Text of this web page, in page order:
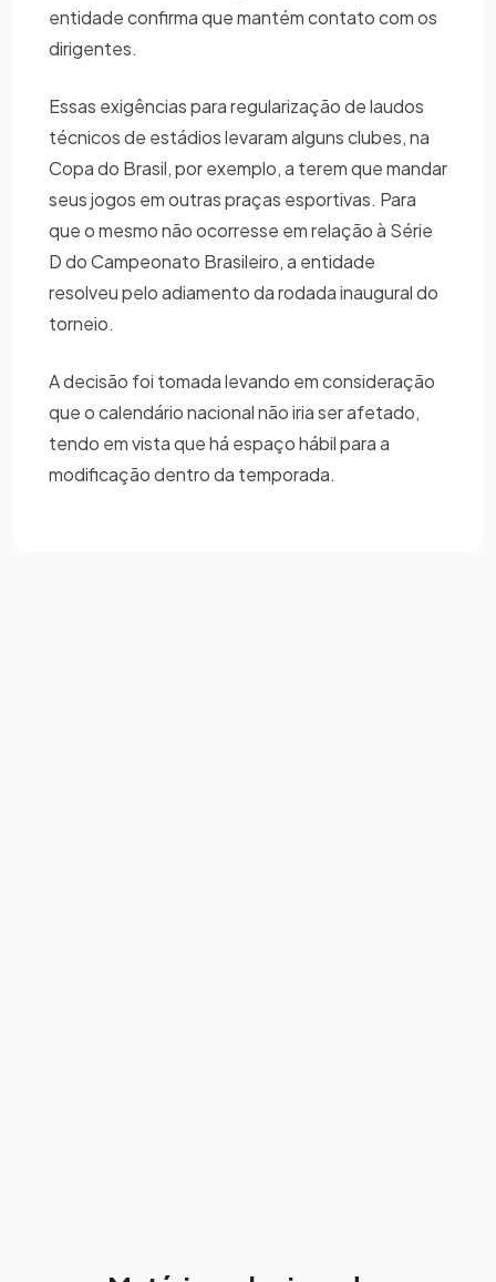
entidade confirma que mantém contato com os
dirigentes.
Essas exigências para regularização de laudos
técnicos de estádios levaram alguns clubes, na
Copa do Brasil, por exemplo, a terem que mandar
seus jogos em outras praças esportivas. Para
que o mesmo não ocorresse em relação à Série
D do Campeonato Brasileiro, a entidade
resolveu pelo adiamento da rodada inaugural do
torneio.
A decisão foi tomada levando em consideração
que o calendário nacional não iria ser afetado,
tendo em vista que há espaço hábil para a
modificação dentro da temporada.